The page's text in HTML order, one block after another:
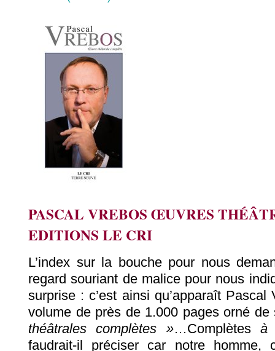
PASCAL VREBOS ŒUVRES
EDITIONS LE CRI
L’index sur la bouche pour nous
regard souriant de malice pour nous
surprise : c’est ainsi qu’apparaît
volume de près de 1.000 pages orné
théâtrales complètes »…Complètes à
faudrait-il préciser car notre homme,